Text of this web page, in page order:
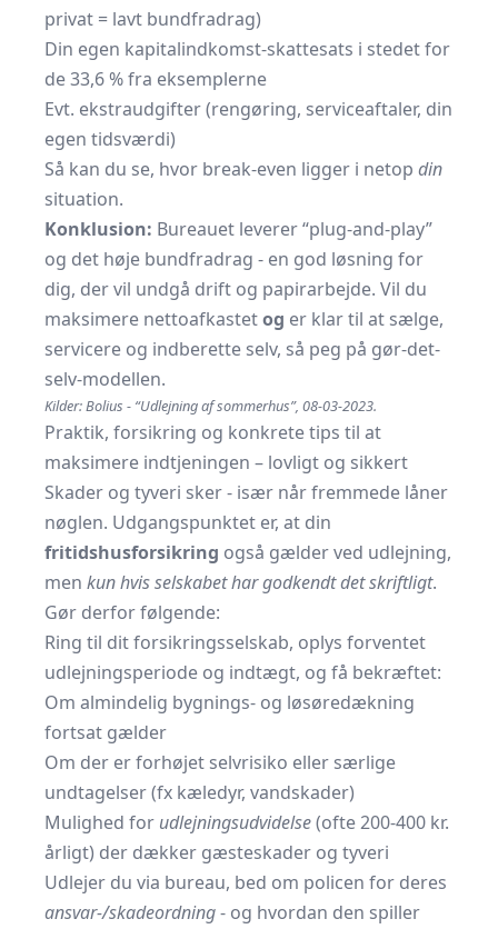
privat = lavt bundfradrag)
Din egen kapitalindkomst-skattesats i stedet for
de 33,6 % fra eksemplerne
Evt. ekstraudgifter (rengøring, serviceaftaler, din
egen tidsværdi)
Så kan du se, hvor break-even ligger i netop din
situation.
Konklusion: Bureauet leverer “plug-and-play”
og det høje bundfradrag - en god løsning for
dig, der vil undgå drift og papirarbejde. Vil du
maksimere nettoafkastetog er klar til at sælge,
servicere og indberette selv, så peg på gør-det-
selv-modellen.
Kilder: Bolius - “Udlejning af sommerhus”, 08-03-2023.
Praktik, forsikring og konkrete tips til at
maksimere indtjeningen – lovligt og sikkert
Skader og tyveri sker - især når fremmede låner
nøglen. Udgangspunktet er, at din
fritidshusforsikring også gælder ved udlejning,
men kun hvis selskabet har godkendt det skriftligt.
Gør derfor følgende:
Ring til dit forsikringsselskab, oplys forventet
udlejningsperiode og indtægt, og få bekræftet:
Om almindelig bygnings- og løsøredækning
fortsat gælder
Om der er forhøjet selvrisiko eller særlige
undtagelser (fx kæledyr, vandskader)
Mulighed for udlejningsudvidelse(ofte 200-400 kr.
årligt) der dækker gæsteskader og tyveri
Udlejer du via bureau, bed om policen for deres
ansvar-/skadeordning- og hvordan den spiller